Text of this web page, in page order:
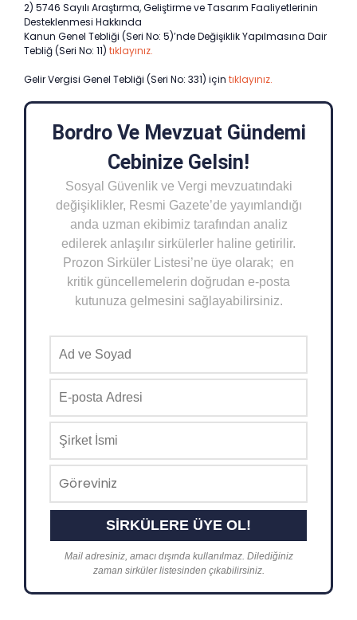
2) 5746 Sayılı Araştırma, Geliştirme ve Tasarım Faaliyetlerinin
Desteklenmesi Hakkında
Kanun Genel Tebliği (Seri No: 5)’nde Değişiklik Yapılmasına Dair
Tebliğ (Seri No: 11) tıklayınız.
Gelir Vergisi Genel Tebliği (Seri No: 331) için tıklayınız.
Bordro Ve Mevzuat Gündemi
Cebinize Gelsin!
Sosyal Güvenlik ve Vergi mevzuatındaki
değişiklikler, Resmi Gazete’de yayımlandığı
anda uzman ekibimiz tarafından analiz
edilerek anlaşılır sirkülerler haline getirilir.
Prozon Sirküler Listesi’ne üye olarak; en
kritik güncellemelerin doğrudan e-posta
kutunuza gelmesini sağlayabilirsiniz.
Mail adresiniz, amacı dışında kullanılmaz. Dilediğiniz
zaman sirküler listesinden çıkabilirsiniz.